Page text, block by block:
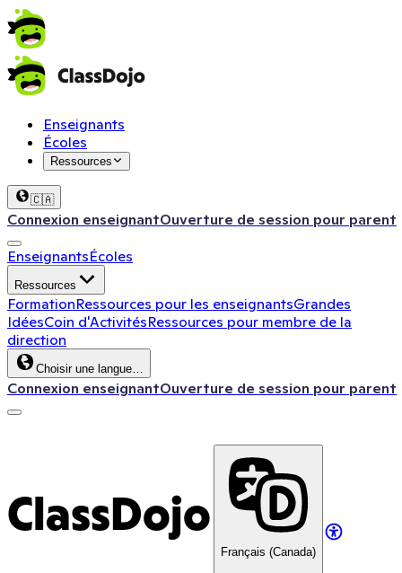
Enseignants
Écoles
Ressources
🇨🇦
Connexion enseignantOuverture de session pour parent
EnseignantsÉcoles
Ressources
FormationRessources pour les enseignantsGrandes
IdéesCoin d'ActivitésRessources pour membre de la
direction
Choisir une langue…
Connexion enseignantOuverture de session pour parent
ClassDojo
Français (Canada)